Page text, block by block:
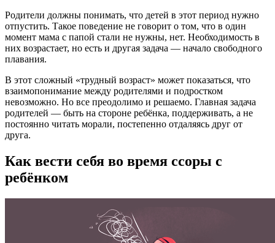
Родители должны понимать, что детей в этот период нужно
отпустить. Такое поведение не говорит о том, что в один
момент мама с папой стали не нужны, нет. Необходимость в
них возрастает, но есть и другая задача — начало свободного
плавания.
В этот сложный «трудный возраст» может показаться, что
взаимопонимание между родителями и подростком
невозможно. Но все преодолимо и решаемо. Главная задача
родителей — быть на стороне ребёнка, поддерживать, а не
постоянно читать морали, постепенно отдаляясь друг от
друга.
Как вести себя во время ссоры с
ребёнком